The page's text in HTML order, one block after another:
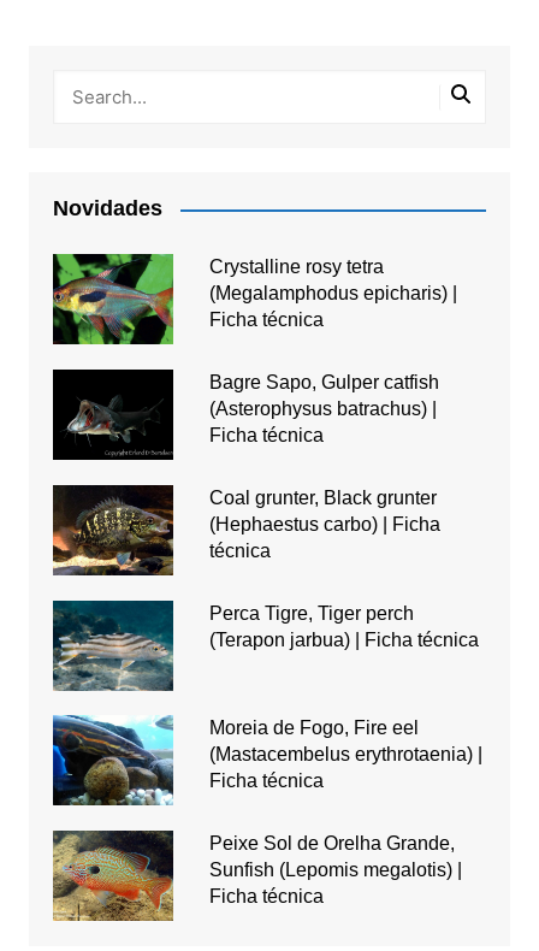
Novidades
Crystalline rosy tetra
(Megalamphodus epicharis) |
Ficha técnica
Bagre Sapo, Gulper catfish
(Asterophysus batrachus) |
Ficha técnica
Coal grunter, Black grunter
(Hephaestus carbo) | Ficha
técnica
Perca Tigre, Tiger perch
(Terapon jarbua) | Ficha técnica
Moreia de Fogo, Fire eel
(Mastacembelus erythrotaenia) |
Ficha técnica
Peixe Sol de Orelha Grande,
Sunfish (Lepomis megalotis) |
Ficha técnica